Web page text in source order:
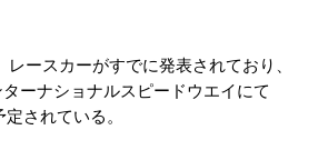
ースカーがすでに発表されており、
ーナショナルスピードウエイにて
されている。